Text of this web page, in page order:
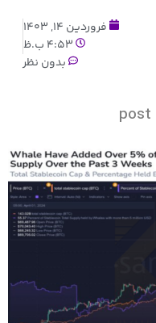
فروردین 14, 1403
4:53 ب.ظ
بدون نظر